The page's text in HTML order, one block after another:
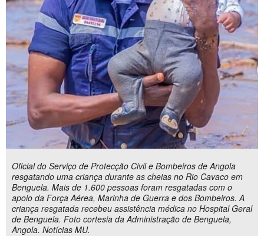
Oficial do Serviço de Protecção Civil e Bombeiros de Angola
resgatando uma criança durante as cheias no Rio Cavaco em
Benguela. Mais de 1.600 pessoas foram resgatadas com o
apoio da Força Aérea, Marinha de Guerra e dos Bombeiros. A
criança resgatada recebeu assistência médica no Hospital Geral
de Benguela. Foto cortesia da Administração de Benguela,
Angola. Notícias MU.